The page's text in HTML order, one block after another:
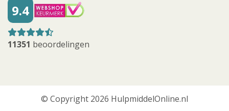
9.4
11351 beoordelingen
© Copyright 2026 HulpmiddelOnline.nl